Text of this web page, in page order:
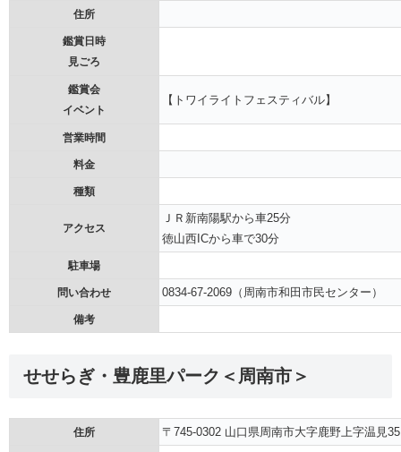
住所
鑑賞日時
見ごろ
鑑賞会
イベント
【トワイライトフェスティバル】
営業時間
料金
種類
アクセス
ＪＲ新南陽駅から車25分
徳山西ICから車で30分
駐車場
問い合わせ 0834-67-2069（周南市和田市民センター）
備考
せせらぎ・豊鹿里パーク＜周南市＞
住所 〒745-0302 山口県周南市大字鹿野上字温見